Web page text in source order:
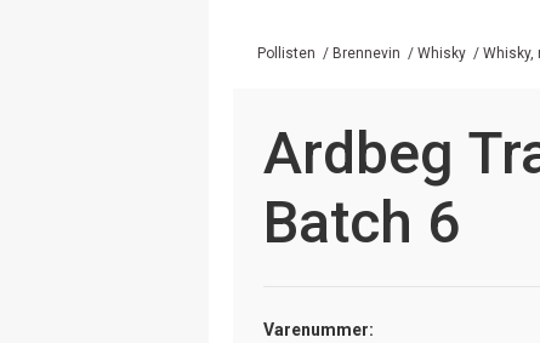
Pollisten / Brennevin / Whisky / Whisky,
Ardbeg
Batch 6
Varenummer: